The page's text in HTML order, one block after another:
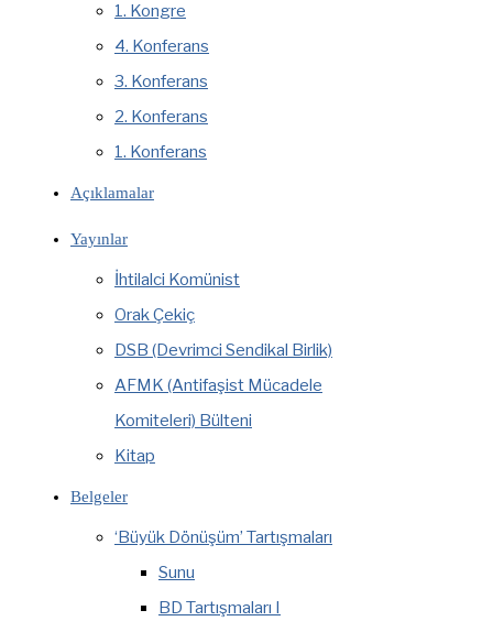
1. Kongre
4. Konferans
3. Konferans
2. Konferans
1. Konferans
Açıklamalar
Yayınlar
İhtilalci Komünist
Orak Çekiç
DSB (Devrimci Sendikal Birlik)
AFMK (Antifaşist Mücadele
Komiteleri) Bülteni
Kitap
Belgeler
‘Büyük Dönüşüm’ Tartışmaları
Sunu
BD Tartışmaları I